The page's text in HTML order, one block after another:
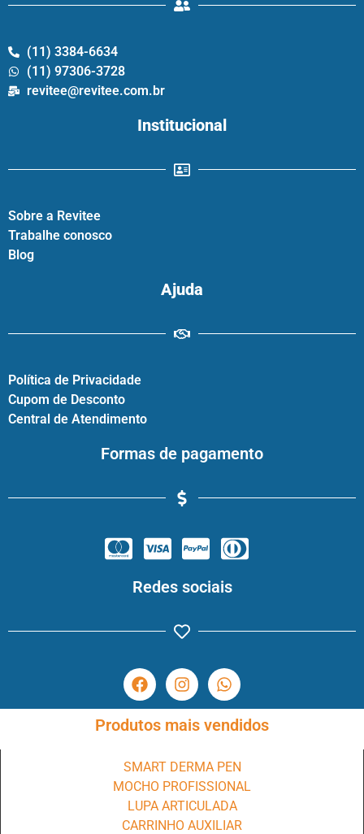
(11) 3384-6634
(11) 97306-3728
revitee@revitee.com.br
Institucional
Sobre a Revitee
Trabalhe conosco
Blog
Ajuda
Política de Privacidade
Cupom de Desconto
Central de Atendimento
Formas de pagamento
Redes sociais
Produtos mais vendidos
SMART DERMA PEN
MOCHO PROFISSIONAL
LUPA ARTICULADA
CARRINHO AUXILIAR